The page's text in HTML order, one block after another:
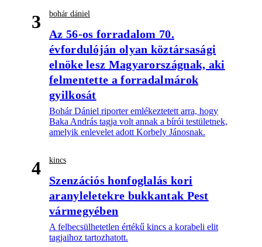
3 bohár dániel
Az 56-os forradalom 70.
évfordulóján olyan köztársasági
elnöke lesz Magyarországnak, aki
felmentette a forradalmárok
gyilkosát
Bohár Dániel riporter emlékeztetett arra, hogy
Baka András tagja volt annak a bírói testületnek,
amelyik enlevelet adott Korbely Jánosnak.
4 kincs
Szenzációs honfoglalás kori
aranyleletekre bukkantak Pest
vármegyében
A felbecsülhetetlen értékű kincs a korabeli elit
tagjaihoz tartozhatott.